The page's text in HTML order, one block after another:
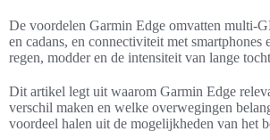
De voordelen Garmin Edge omvatten multi-
en cadans, en connectiviteit met smartphones
regen, modder en de intensiteit van lange
Dit artikel legt uit waarom Garmin Edge
verschil maken en welke overwegingen
voordeel halen uit de mogelijkheden van het